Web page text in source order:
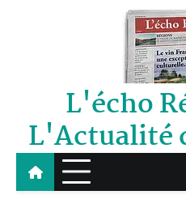
L'écho
L'Actualité